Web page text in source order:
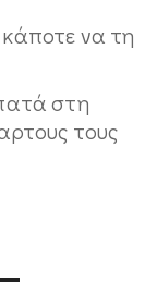
να τη
στη
τους